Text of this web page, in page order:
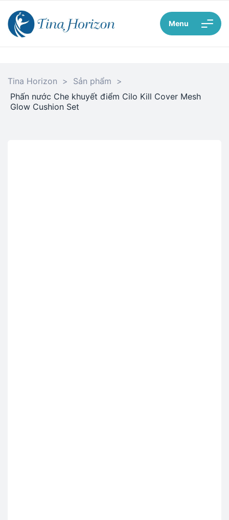
Menu
Tina Horizon > Sản phẩm >
Phấn nước Che khuyết điểm Cilo Kill Cover Mesh
Glow Cushion Set